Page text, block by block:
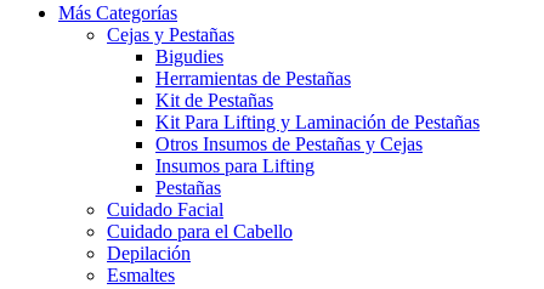
Más Categorías
Cejas y Pestañas
Bigudies
Herramientas de Pestañas
Kit de Pestañas
Kit Para Lifting y Laminación de Pestañas
Otros Insumos de Pestañas y Cejas
Insumos para Lifting
Pestañas
Cuidado Facial
Cuidado para el Cabello
Depilación
Esmaltes